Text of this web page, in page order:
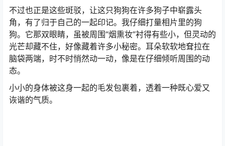
不过也正是这些斑驳，让这只狗狗在许多狗子中崭露头
角，有了归于自己的一起印记。 我仔细打量相片里的狗
狗。 它那双眼睛，虽被周围“烟熏妆”衬得有些小，但灵动的
光芒却藏不住，好像藏着许多小秘密。 耳朵软软地耷拉在
脑袋两端，时不时悄然动一动，像是在仔细倾听周围的动
态。
小小的身体被这身一起的毛发包裹着，透着一种既心爱又
诙谐的气质。